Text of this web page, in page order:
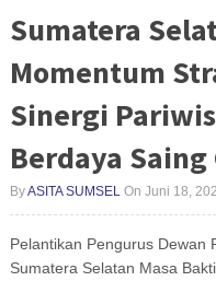
Sumatera
Momentum
Sinergi
Berdaya
ByASITA SUMSEL On Juni 18,
Pelantikan Pengurus Dewan
Sumatera Selatan Masa